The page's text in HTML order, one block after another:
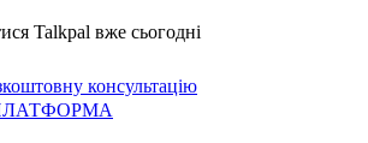
Talkpal вже сьогодні
консультацію